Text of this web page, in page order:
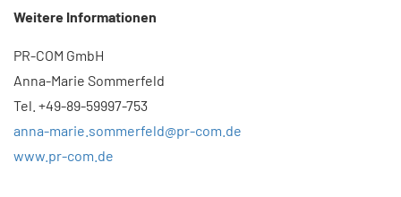
Weitere Informationen
PR-COM GmbH
Anna-Marie Sommerfeld
Tel. +49-89-59997-753
anna-marie.sommerfeld@pr-com.de
www.pr-com.de